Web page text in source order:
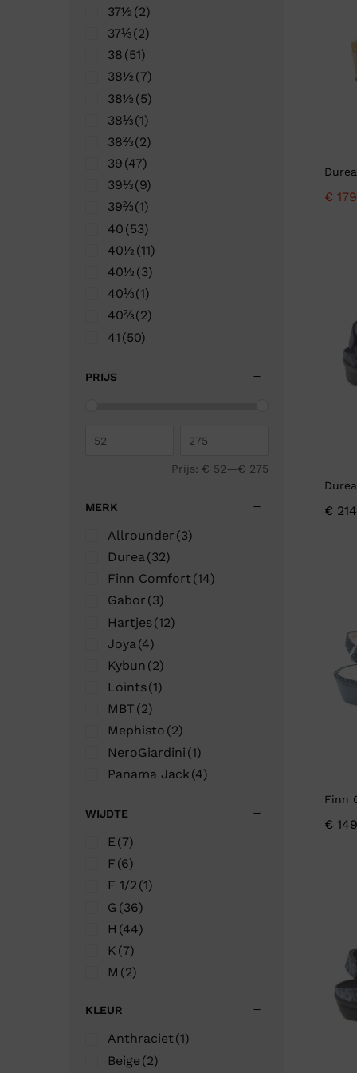
Verbandschoenen (externe website)
€
€
Finn
€
37½ (2)
37⅓(2)
38 (51)
38½ (7)
38½ (5)
38⅓(1)
38⅔(2)
39 (47)
39⅓(9)
39⅔(1)
40 (53)
40½ (11)
40½ (3)
40⅓(1)
40⅔(2)
41 (50)
41⅔
43
43⅓(1)
PRIJS
Prijs: € 52—€ 275
MERK
Allrounder (3)
Durea(32)
Finn Comfort (14)
Gabor (3)
Hartjes(12)
Joya (4)
Kybun (2)
Loints(1)
MBT (2)
Mephisto (2)
NeroGiardini (1)
Panama Jack(4)
Teva
Think!
Verhulst
Wolky(4)
WIJDTE
E(7)
F (6)
F 1/2 (1)
G (36)
H (44)
K (7)
M (2)
KLEUR
Anthraciet (1)
Beige (2)